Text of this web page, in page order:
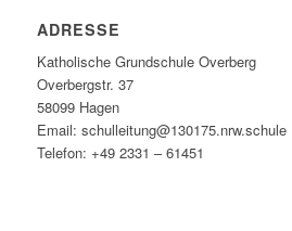
ADRESSE
Katholische Grundschule Overberg
Overbergstr. 37
58099 Hagen
Email: schulleitung@130175.nrw.schule
Telefon: +49 2331 – 61451